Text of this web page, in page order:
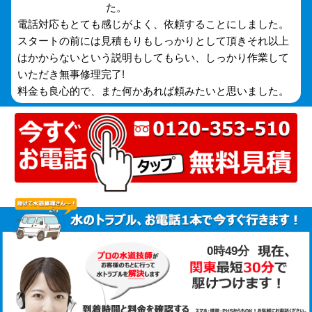
た。
電話対応もとても感じがよく、依頼することにしました。
スタートの前には見積もりもしっかりとして頂きそれ以上
はかからないという説明もしてもらい、しっかり作業して
いただき無事修理完了!
料金も良心的で、また何かあれば頼みたいと思いました。
0時49分